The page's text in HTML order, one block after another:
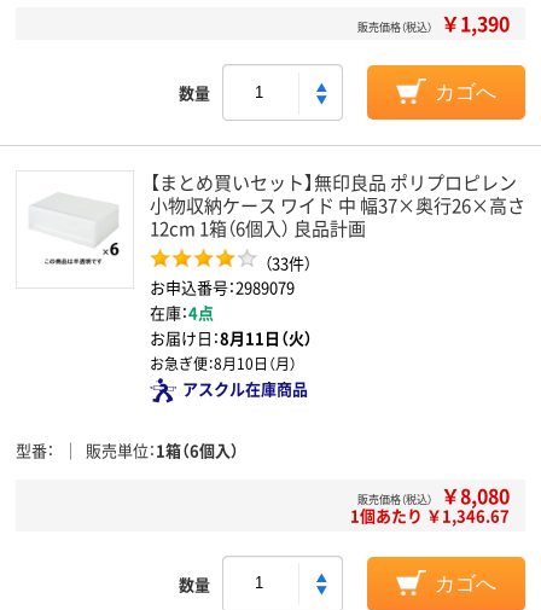
販売価格（税込） ￥1,390
数量 カゴへ
【まとめ買いセット】無印良品 ポリプロピレン
小物収納ケース ワイド 中 幅37×奥行26×高さ
12cm 1箱（6個入） 良品計画
（33件）
お申込番号：2989079
在庫：4点
お届け日：8月11日（火）
お急ぎ便：8月10日（月）
アスクル在庫商品
型番 販売単位 1箱（6個入）
販売価格（税込） ￥8,080
1個あたり ￥1,346.67
数量 カゴへ